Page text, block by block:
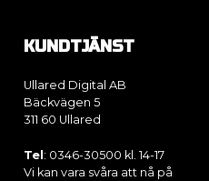
KUNDTJÄNST
Ullared Digital AB
Bäckvägen 5
311 60 Ullared
Tel : 0346-30500 kl. 14-17
Vi kan vara svåra att nå på